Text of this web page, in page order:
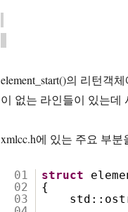
element_start()의 리턴객
이 없는 라인들이 있는데
xmlcc.h에 있는 주요 부
01 struct
02
{
03